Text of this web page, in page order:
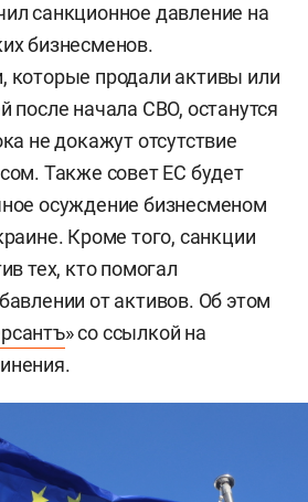
санкционное давление на
бизнесменов.
которые продали активы или
после начала СВО, останутся
не докажут отсутствие
Также совет ЕС будет
осуждение бизнесменом
Кроме того, санкции
тех, кто помогал
от активов. Об этом
» со ссылкой на